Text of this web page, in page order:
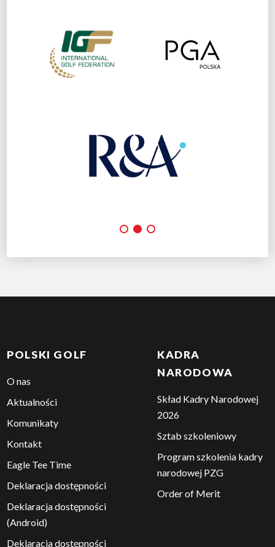
POLSKI GOLF
O nas
Aktualności
Komunikaty
Kontakt
Eagle Tee Time
Deklaracja dostępności
Deklaracja dostępności
(Android)
Deklaracja dostępności
KADRA
NARODOWA
Skład Kadry Narodowej
2026
Sztab szkoleniowy
Program szkolenia kadry
narodowej PZG
Order of Merit